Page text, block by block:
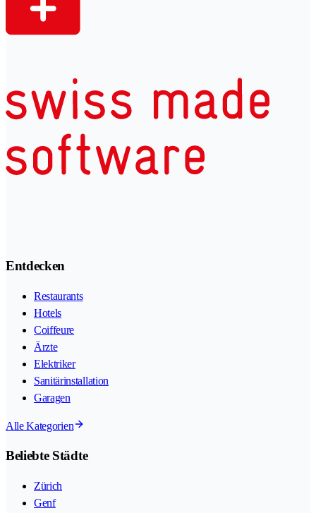
Entdecken
Restaurants
Hotels
Coiffeure
Ärzte
Elektriker
Sanitärinstallation
Garagen
Alle Kategorien
Beliebte Städte
Zürich
Genf